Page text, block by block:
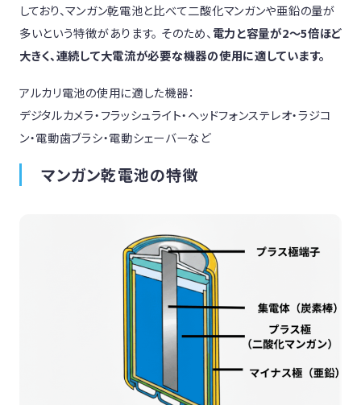
しており、マンガン乾電池と比べて二酸化マンガンや亜鉛の量が
多いという特徴があります。 そのため、 電力と容量が2～5倍ほど
大きく、連続して大電流が必要な機器の使用に適しています。
アルカリ電池の使用に適した機器：
デジタルカメラ・フラッシュライト・ヘッドフォンステレオ・ラジコ
ン・電動歯ブラシ・電動シェーバーなど
マンガン乾電池の特徴